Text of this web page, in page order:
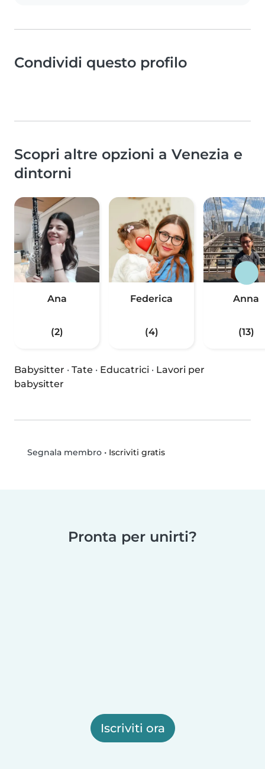
Condividi questo profilo
Scopri altre opzioni a Venezia e
dintorni
Ana
(2)
Federica
(4)
Anna
(13)
Babysitter · Tate · Educatrici · Lavori per
babysitter
Segnala membro• Iscriviti gratis
Pronta per unirti?
Iscriviti ora